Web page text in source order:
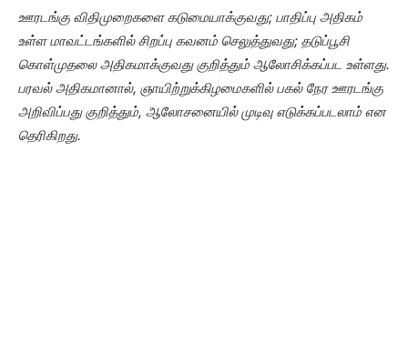
ஊரடங்கு விதிமுறைகளை கடுமையாக்குவது; பாதிப்பு அதிகம்
உள்ள மாவட்டங்களில் சிறப்பு கவனம் செலுத்துவது; தடுப்பூசி
கொள்முதலை அதிகமாக்குவது குறித்தும் ஆலோசிக்கப்பட உள்ளது.
பரவல் அதிகமானால், ஞாயிற்றுக்கிழமைகளில் பகல் நேர ஊரடங்கு
அறிவிப்பது குறித்தும், ஆலோசனையில் முடிவு எடுக்கப்படலாம் என
தெரிகிறது.